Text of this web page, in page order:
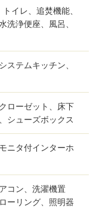
イレ、追焚機能、
洗浄便座、風呂、
ステムキッチン、
ローゼット、床下
シューズボックス
ニタ付インターホ
コン、洗濯機置
ーリング、照明器